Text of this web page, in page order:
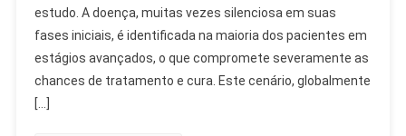
De
Pulmão
Preocupa
estudo. A doença, muitas vezes silenciosa em suas
fases iniciais, é identificada na maioria dos pacientes em
estágios avançados, o que compromete severamente as
chances de tratamento e cura. Este cenário, globalmente
[…]